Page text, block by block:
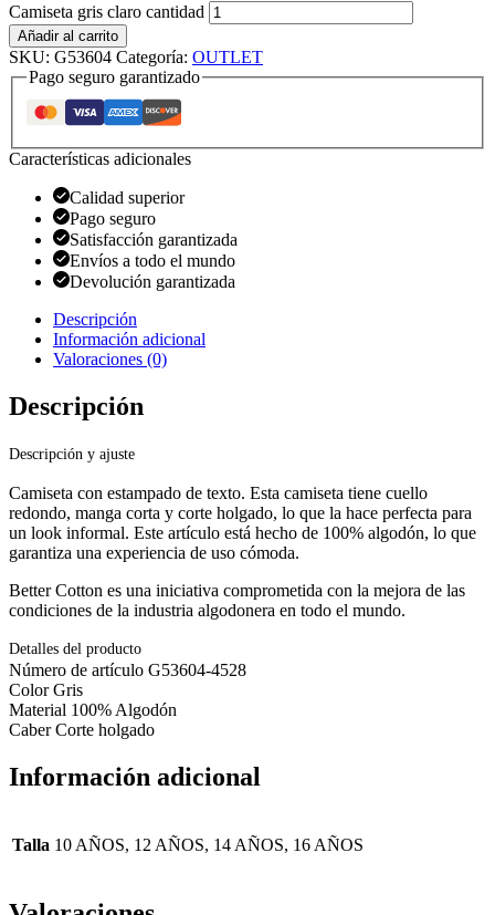
Camiseta gris claro cantidad
Añadir al carrito
SKU: G53604 Categoría: OUTLET
Pago seguro garantizado
Características adicionales
Calidad superior
Pago seguro
Satisfacción garantizada
Envíos a todo el mundo
Devolución garantizada
Descripción
Información adicional
Valoraciones (0)
Descripción
Descripción y ajuste
Camiseta con estampado de texto. Esta camiseta tiene cuello
redondo, manga corta y corte holgado, lo que la hace perfecta para
un look informal. Este artículo está hecho de 100% algodón, lo que
garantiza una experiencia de uso cómoda.
Better Cotton es una iniciativa comprometida con la mejora de las
condiciones de la industria algodonera en todo el mundo.
Detalles del producto
Número de artículo G53604-4528
Color Gris
Material 100% Algodón
Caber Corte holgado
Información adicional
Talla 10 AÑOS, 12 AÑOS, 14 AÑOS, 16 AÑOS